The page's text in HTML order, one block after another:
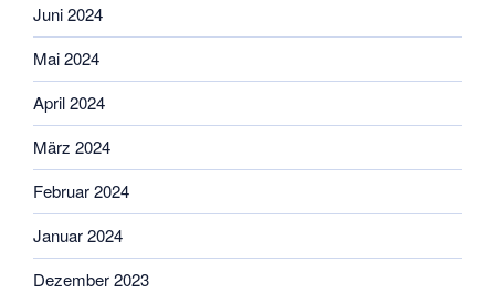
Juni 2024
Mai 2024
April 2024
März 2024
Februar 2024
Januar 2024
Dezember 2023